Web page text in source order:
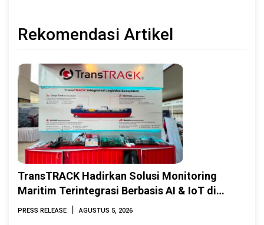
Rekomendasi Artikel
TransTRACK Hadirkan Solusi Monitoring
Maritim Terintegrasi Berbasis AI & IoT di
Indonesia Marine & Offshore Expo (IMOX)
PRESS RELEASE | AGUSTUS 5, 2026